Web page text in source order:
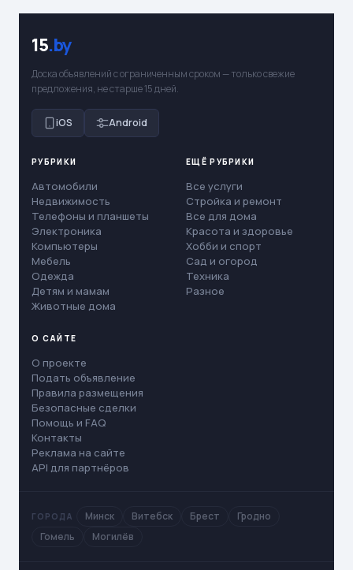
15.by
Доска объявлений с ограниченным сроком — только свежие
предложения, не старше 15 дней.
iOS Android
РУБРИКИ
Автомобили
Недвижимость
Телефоны и планшеты
Электроника
Компьютеры
Мебель
Одежда
Детям и мамам
Животные дома
ЕЩЁ РУБРИКИ
Все услуги
Стройка и ремонт
Все для дома
Красота и здоровье
Хобби и спорт
Сад и огород
Техника
Разное
О САЙТЕ
О проекте
Подать объявление
Правила размещения
Безопасные сделки
Помощь и FAQ
Контакты
Реклама на сайте
API для партнёров
ГОРОДА Минск Витебск Брест
Гродно
Гомель
Могилёв